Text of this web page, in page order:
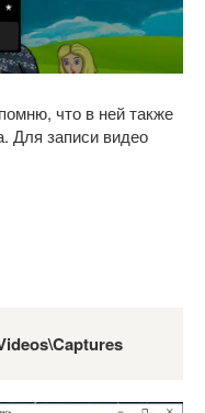
что в ней также
Для записи видео